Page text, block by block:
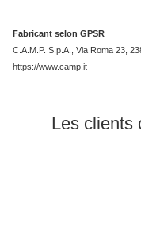
Fabricant selon GPSR
C.A.M.P. S.p.A., Via Roma 23,
https://www.camp.it
Les clients